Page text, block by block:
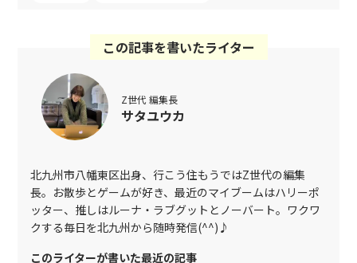
この記事を書いたライター
Z世代 編集長
サタユウカ
北九州市八幡東区出身、行こう住もうではZ世代の編集
長。お散歩とゲームが好き、最近のマイブームはハリーポ
ッター、推しはルーナ・ラブグットとノーバート。ワクワ
クする毎日を北九州から随時発信(^^)♪
このライターが書いた最近の記事